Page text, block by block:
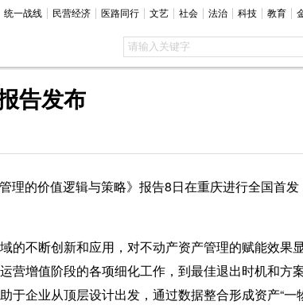
统一战线 民营经济 医路同行 文艺 社会 法治 科技 教育
告发布
的价值逻辑与策略》报告8日在重庆进行全国首发
不断创新和应用，对不动产资产管理的赋能效果
营增值阶段的各项细化工作，到最佳退出时机和方
企业从顶层设计出发，通过数据整合形成资产“一